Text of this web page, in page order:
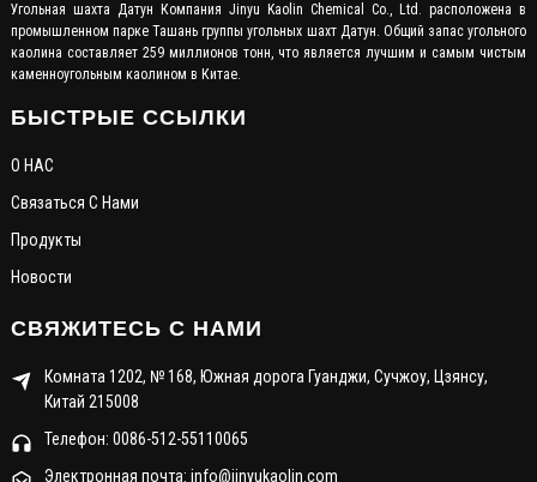
Угольная шахта Датун Компания Jinyu Kaolin Chemical Co., Ltd. расположена в
промышленном парке Ташань группы угольных шахт Датун. Общий запас угольного
каолина составляет 259 миллионов тонн, что является лучшим и самым чистым
каменноугольным каолином в Китае.
БЫСТРЫЕ ССЫЛКИ
О НАС
Связаться С Нами
Продукты
Новости
СВЯЖИТЕСЬ С НАМИ
Комната 1202, № 168, Южная дорога Гуанджи, Сучжоу, Цзянсу,
Китай 215008
Телефон: 0086-512-55110065
Электронная почта: info@jinyukaolin.com